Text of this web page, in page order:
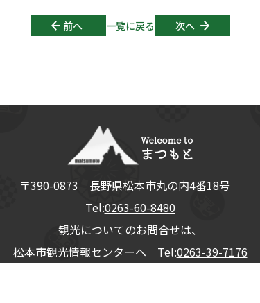
Post navigation
前へ 一覧に戻る 次へ
〒390-0873 長野県松本市丸の内4番18号
Tel:0263-60-8480
観光についてのお問合せは、
松本市観光情報センターへ Tel:0263-39-7176